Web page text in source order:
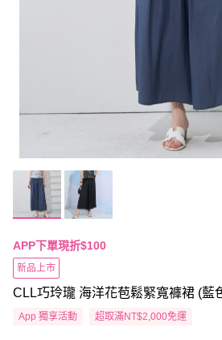
APP下單現折$100
新品上市
CLL巧玲瓏 海洋花苞鬆緊寬褲裙 (藍
App 獨享活動 超取滿NT$2,000免運